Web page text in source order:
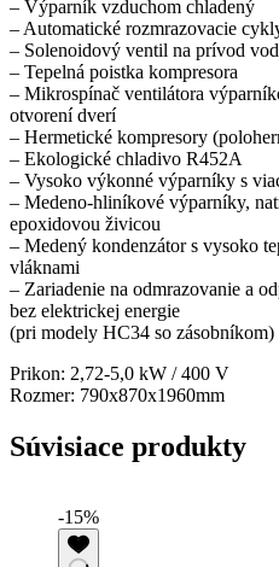
– Výparník vzduchom chladený
– Automatické rozmrazovacie
– Solenoidový ventil na prívod
– Tepelná poistka kompresora
– Mikrospínač ventilátora
otvorení dverí
– Hermetické kompresory
– Ekologické chladivo R452A
– Vysoko výkonné výparníky s
– Medeno-hliníkové výparníky,
epoxidovou živicou
– Medený kondenzátor s vysoko
vláknami
– Zariadenie na odmrazovanie a
bez elektrickej energie
(pri modely HC34 so zásobníkom)
Prikon: 2,72-5,0 kW / 400 V
Rozmer: 790x870x1960mm
Súvisiace produkty
-15%